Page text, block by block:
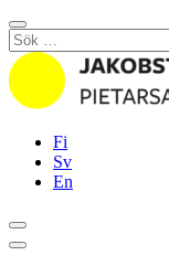
Hoppa
till
innehållet
Stäng
Sök
efter:
Fi
Sv
En
Sök
Huvudmeny